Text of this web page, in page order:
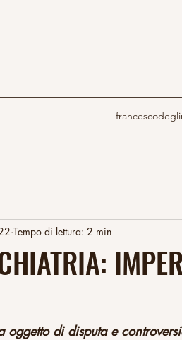
Tempo di lettura: 2 min
di disputa e